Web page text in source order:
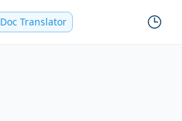
Doc Translator